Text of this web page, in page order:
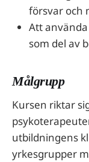
försvar och
Att
som del av
Målgrupp
Kursen riktar
utbildningens
yrkesgrupper